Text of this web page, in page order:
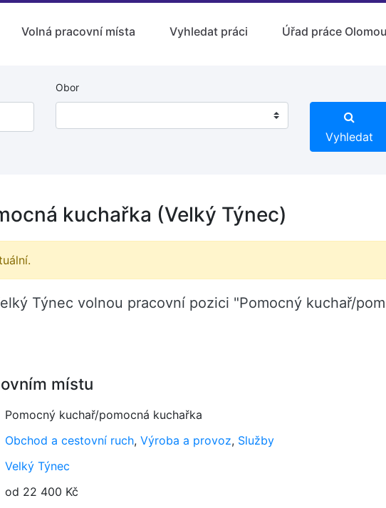
Volná pracovní místa Vyhledat práci Úřad práce
Obor
Vyhledat
kuchařka (Velký Týnec)
Týnec volnou pracovní pozici "Pomocný kuchař/
místu
Pomocný kuchař/pomocná kuchařka
Obchod a cestovní ruch, Výroba a provoz, Služby
Velký Týnec
od 22 400 Kč